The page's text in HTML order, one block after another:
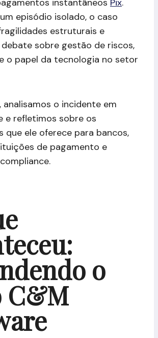
episódio isolado, o caso
estruturais e
sobre gestão de riscos,
o papel da tecnologia no setor
o incidente em
e refletimos sobre os
que ele oferece para bancos,
de pagamento e
o
C&M